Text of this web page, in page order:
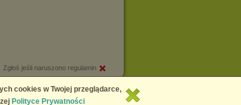
Zgłoś jeśli naruszono regulamin
Copyright © 2026Chomikuj.pl
cookies w Twojej przeglądarce,
Polityce Prywatności